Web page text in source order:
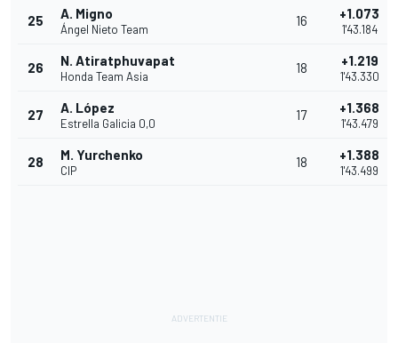
25 A. Migno
Ángel Nieto Team
16 +1.073
1'43.184
26 N. Atiratphuvapat
Honda Team Asia
18 +1.219
1'43.330
27 A. López
Estrella Galicia 0,0
17 +1.368
1'43.479
28 M. Yurchenko
CIP
18 +1.388
1'43.499